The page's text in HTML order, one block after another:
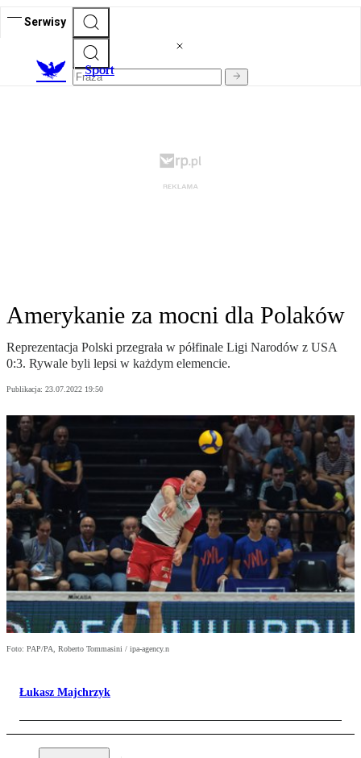
Serwisy
Sport
Amerykanie za mocni dla Polaków
Reprezentacja Polski przegrała w półfinale Ligi Narodów z USA
0:3. Rywale byli lepsi w każdym elemencie.
Publikacja: 23.07.2022 19:50
Foto: PAP/PA, Roberto Tommasini / ipa-agency.n
Łukasz Majchrzyk